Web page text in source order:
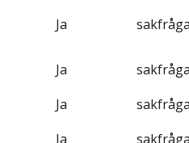
Ja
Ja
Ja
Ja